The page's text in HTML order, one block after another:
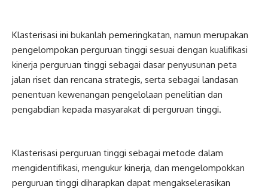
Klasterisasi ini bukanlah pemeringkatan, namun merupakan
pengelompokan perguruan tinggi sesuai dengan kualifikasi
kinerja perguruan tinggi sebagai dasar penyusunan peta
jalan riset dan rencana strategis, serta sebagai landasan
penentuan kewenangan pengelolaan penelitian dan
pengabdian kepada masyarakat di perguruan tinggi.
Klasterisasi perguruan tinggi sebagai metode dalam
mengidentifikasi, mengukur kinerja, dan mengelompokkan
perguruan tinggi diharapkan dapat mengakselerasikan